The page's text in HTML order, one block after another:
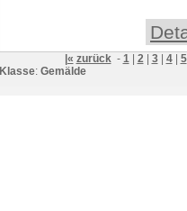
|« zurück- 1| 2| 3| 4| 5
Klasse: Gemälde